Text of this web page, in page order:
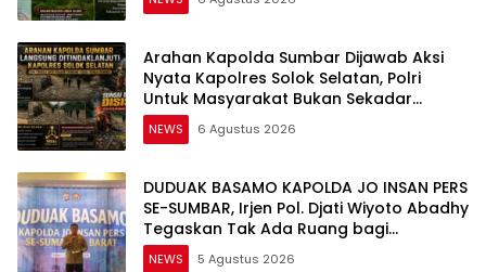
Arahan Kapolda Sumbar Dijawab Aksi
Nyata Kapolres Solok Selatan, Polri
Untuk Masyarakat Bukan Sekadar
Slogan
NEWS 6 Agustus 2026
DUDUAK BASAMO KAPOLDA JO INSAN PERS
SE-SUMBAR, Irjen Pol. Djati Wiyoto Abadhy
Tegaskan Tak Ada Ruang bagi
Pelanggar Hukum di Internal Polri
NEWS 5 Agustus 2026